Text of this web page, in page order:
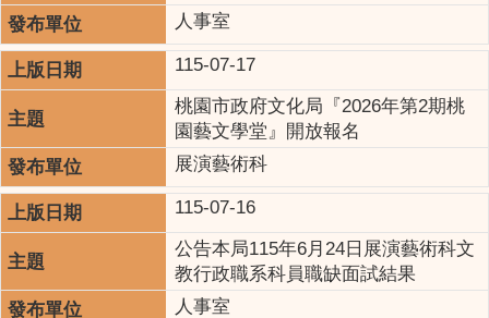
人事室
115-07-17
桃園市政府文化局『2026年第2期桃
園藝文學堂』開放報名
展演藝術科
115-07-16
公告本局115年6月24日展演藝術科文
教行政職系科員職缺面試結果
人事室